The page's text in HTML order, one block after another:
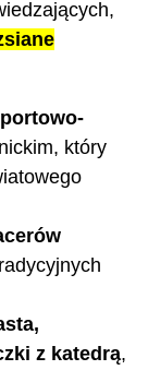
który
z katedrą,